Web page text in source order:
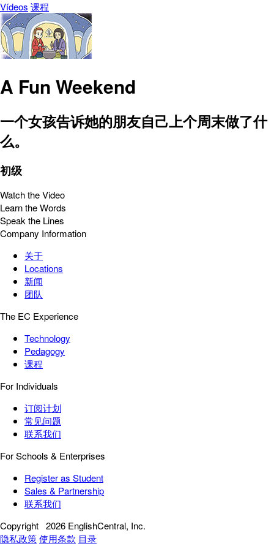
Vídeos 课程
A Fun Weekend
一个女孩告诉她的朋友自己上个周末做了什
么。
初级
Watch the Video
Learn the Words
Speak the Lines
Company Information
关于
Locations
新闻
团队
The EC Experience
Technology
Pedagogy
课程
For Individuals
订阅计划
常见问题
联系我们
For Schools & Enterprises
Register as Student
Sales & Partnership
联系我们
Copyright 2026 EnglishCentral, Inc.
隐私政策使用条款 目录